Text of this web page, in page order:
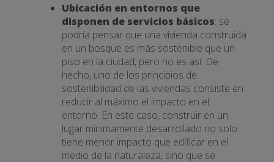
Ubicación en entornos que
disponen de servicios básicos: se
podría pensar que una vivienda construida
en un bosque es más sostenible que un
piso en la ciudad, pero no es así. De
hecho, uno de los principios de
sostenibilidad de las viviendas consiste en
reducir al máximo el impacto en el
entorno. En este caso, construir en un
lugar mínimamente desarrollado no solo
tiene menor impacto que edificar en el
medio de la naturaleza, sino que se